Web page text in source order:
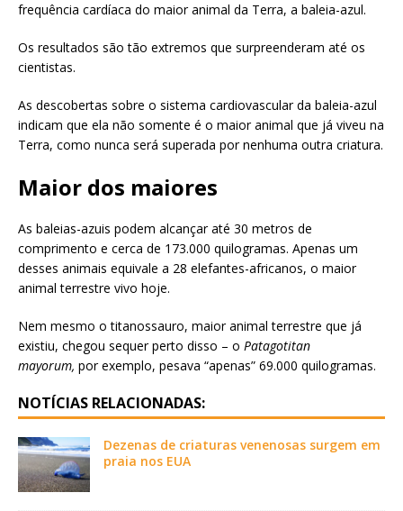
frequência cardíaca do maior animal da Terra, a baleia-azul.
Os resultados são tão extremos que surpreenderam até os
cientistas.
As descobertas sobre o sistema cardiovascular da baleia-azul
indicam que ela não somente é o maior animal que já viveu na
Terra, como nunca será superada por nenhuma outra criatura.
Maior dos maiores
As baleias-azuis podem alcançar até 30 metros de
comprimento e cerca de 173.000 quilogramas. Apenas um
desses animais equivale a 28 elefantes-africanos, o maior
animal terrestre vivo hoje.
Nem mesmo o titanossauro, maior animal terrestre que já
existiu, chegou sequer perto disso – o Patagotitan
mayorum, por exemplo, pesava “apenas” 69.000 quilogramas.
NOTÍCIAS RELACIONADAS:
Dezenas de criaturas venenosas surgem em
praia nos EUA